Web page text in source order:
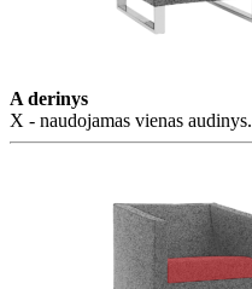
A derinys
X - naudojamas vienas audinys.